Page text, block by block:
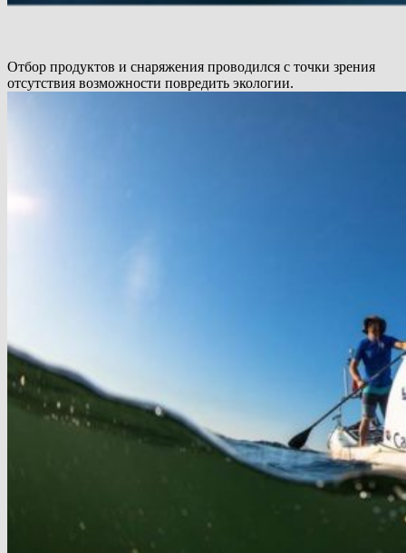
Отбор продуктов и снаряжения проводился с точки зрения
отсутствия возможности повредить экологии.